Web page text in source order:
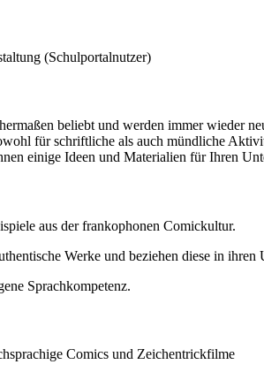
(Schulportalnutzer)
beliebt und werden immer wieder
für schriftliche als auch mündliche
einige Ideen und Materialien für Ihren
aus der frankophonen Comickultur.
Werke und beziehen diese in ihren
Sprachkompetenz.
Comics und Zeichentrickfilme